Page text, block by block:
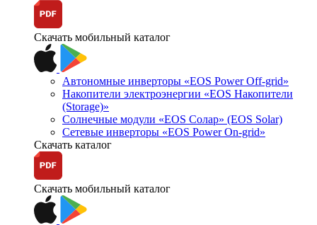
Скачать мобильный каталог
Автономные инверторы «EOS Power Off-grid»
Накопители электроэнергии «EOS Накопители
(Storage)»
Солнечные модули «EOS Солар» (EOS Solar)
Сетевые инверторы «EOS Power On-grid»
Скачать каталог
Скачать мобильный каталог